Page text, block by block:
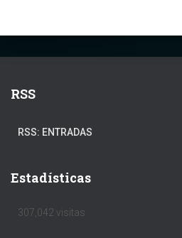
RSS
RSS: ENTRADAS
Estadísticas
307,042 visitas